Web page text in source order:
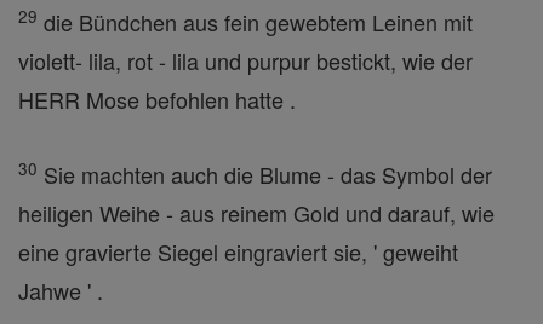
29 die Bündchen aus fein gewebtem Leinen mit
violett- lila, rot - lila und purpur bestickt, wie der
HERR Mose befohlen hatte .
30 Sie machten auch die Blume - das Symbol der
heiligen Weihe - aus reinem Gold und darauf, wie
eine gravierte Siegel eingraviert sie, ' geweiht
Jahwe ' .